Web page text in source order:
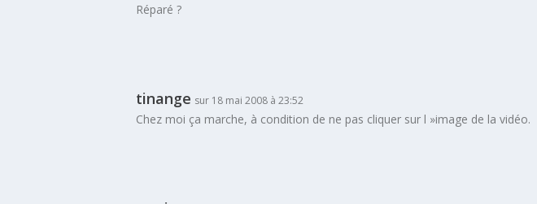
Réparé ?
tinange sur 18 mai 2008 à 23:52
Chez moi ça marche, à condition de ne pas cliquer sur l »image de la vidéo.